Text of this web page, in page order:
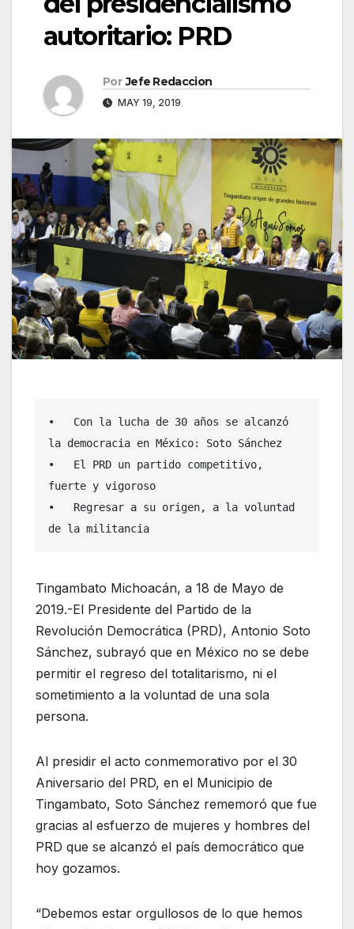
autoritario: PRD
Por Jefe Redaccion
MAY 19, 2019
•   Con la lucha de 30 años se alcanzó
la democracia en México: Soto Sánchez
•   El PRD un partido competitivo,
fuerte y vigoroso
•   Regresar a su origen, a la voluntad
de la militancia
Tingambato Michoacán, a 18 de Mayo de
2019.-El Presidente del Partido de la
Revolución Democrática (PRD), Antonio Soto
Sánchez, subrayó que en México no se debe
permitir el regreso del totalitarismo, ni el
sometimiento a la voluntad de una sola
persona.
Al presidir el acto conmemorativo por el 30
Aniversario del PRD, en el Municipio de
Tingambato, Soto Sánchez rememoró que fue
gracias al esfuerzo de mujeres y hombres del
PRD que se alcanzó el país democrático que
hoy gozamos.
“Debemos estar orgullosos de lo que hemos